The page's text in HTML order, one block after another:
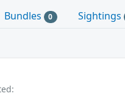
Bundles 0 Sightings